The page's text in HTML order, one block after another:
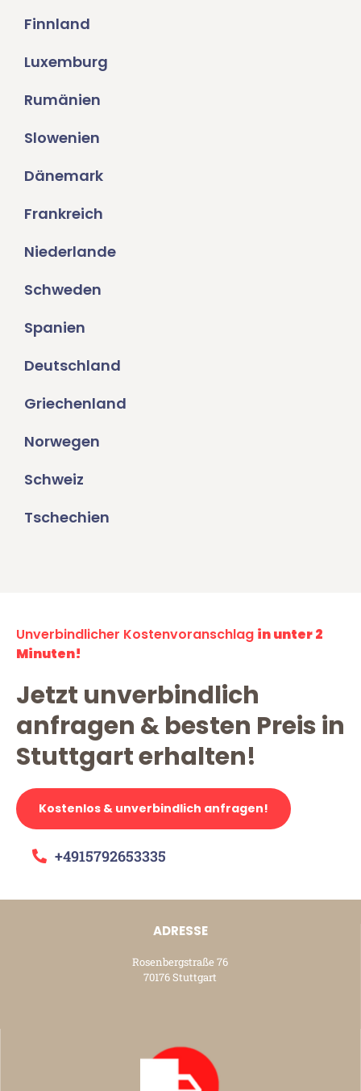
Finnland
Luxemburg
Rumänien
Slowenien
Dänemark
Frankreich
Niederlande
Schweden
Spanien
Deutschland
Griechenland
Norwegen
Schweiz
Tschechien
Unverbindlicher Kostenvoranschlag in unter 2
Minuten!
Jetzt unverbindlich
anfragen & besten Preis in
Stuttgart erhalten!
Kostenlos & unverbindlich anfragen!
+4915792653335
ADRESSE
Rosenbergstraße 76
70176 Stuttgart